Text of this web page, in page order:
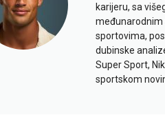
karijeru, sa
međunarodnim
sportovima,
dubinske
Super Sport,
sportskom